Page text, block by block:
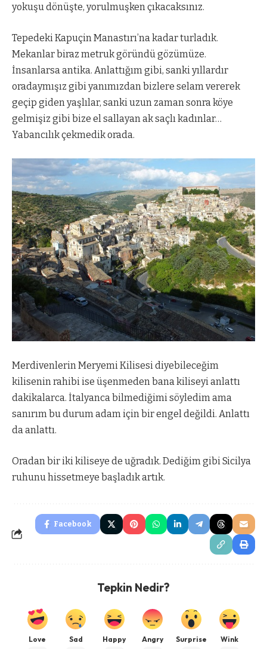
yokuşu dönüşte, yorulmuşken çıkacaksınız.
Tepedeki Kapuçin Manastırı’na kadar turladık.
Mekanlar biraz metruk göründü gözümüze.
İnsanlarsa antika. Anlattığım gibi, sanki yıllardır
oradaymışız gibi yanımızdan bizlere selam vererek
geçip giden yaşlılar, sanki uzun zaman sonra köye
gelmişiz gibi bize el sallayan ak saçlı kadınlar…
Yabancılık çekmedik orada.
Merdivenlerin Meryemi Kilisesi diyebileceğim
kilisenin rahibi ise üşenmeden bana kiliseyi anlattı
dakikalarca. İtalyanca bilmediğimi söyledim ama
sanırım bu durum adam için bir engel değildi. Anlattı
da anlattı.
Oradan bir iki kiliseye de uğradık. Dediğim gibi Sicilya
ruhunu hissetmeye başladık artık.
Facebook
Tepkin Nedir?
Love Sad Happy Angry Surprise Wink